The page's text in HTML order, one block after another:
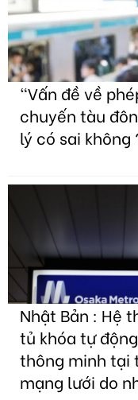
"Vấn đề về
chuyến tàu
lý có sai không
Nhật Bản : Hệ
tủ khóa tự
thông minh tại
mạng lưới do